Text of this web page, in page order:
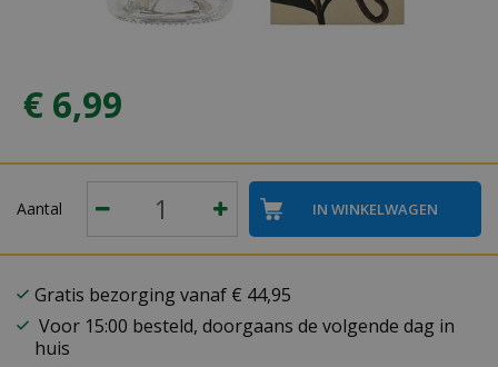
€ 6,99
Aantal
Gratis bezorging vanaf € 44,95
Voor 15:00 besteld, doorgaans de volgende dag in
huis